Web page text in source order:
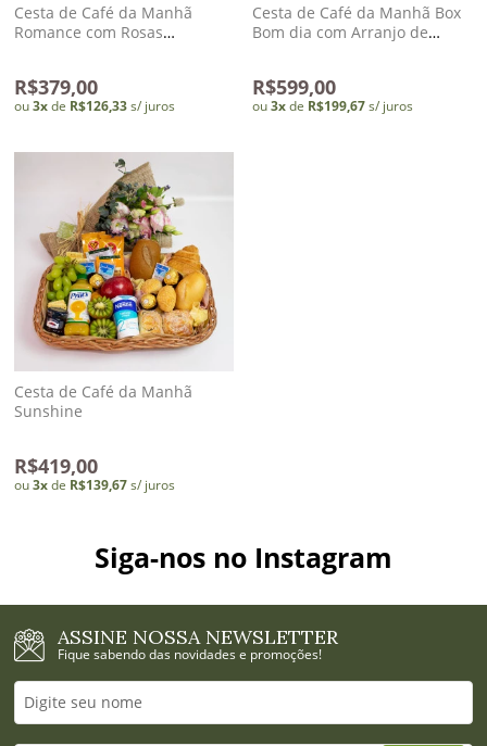
Cesta de Café da Manhã
Romance com Rosas
R$379,00
ou3xde R$126,33s/ juros
Cesta de Café da Manhã Box
Bom dia com Arranjo de
R$599,00
ou3xde R$199,67s/ juros
Cesta de Café da Manhã
Sunshine
R$419,00
ou3xde R$139,67s/ juros
Siga-nos no Instagram
ASSINE NOSSA NEWSLETTER
Fique sabendo das novidades e promoções!